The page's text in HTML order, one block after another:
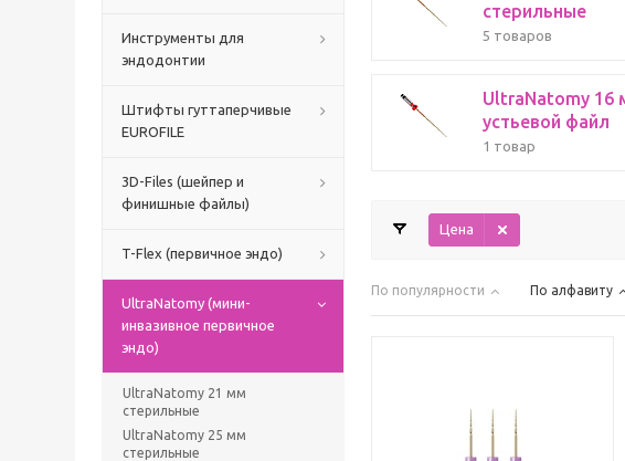
Инструменты для
эндодонтии
Штифты гуттаперчивые
EUROFILE
3D-Files (шейпер и
финишные файлы)
T-Flex (первичное эндо)
UltraNatomy (мини-
инвазивное первичное
эндо)
UltraNatomy 21 мм
стерильные
UltraNatomy 25 мм
стерильные
стерильные
5 товаров
UltraNatomy 16
устьевой файл
1 товар
Цена
По популярности По алфавиту